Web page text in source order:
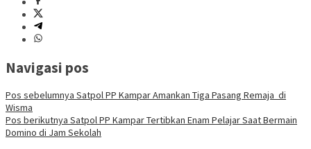
Navigasi pos
Pos sebelumnya Satpol PP Kampar Amankan Tiga Pasang Remaja di
Wisma
Pos berikutnya Satpol PP Kampar Tertibkan Enam Pelajar Saat Bermain
Domino di Jam Sekolah